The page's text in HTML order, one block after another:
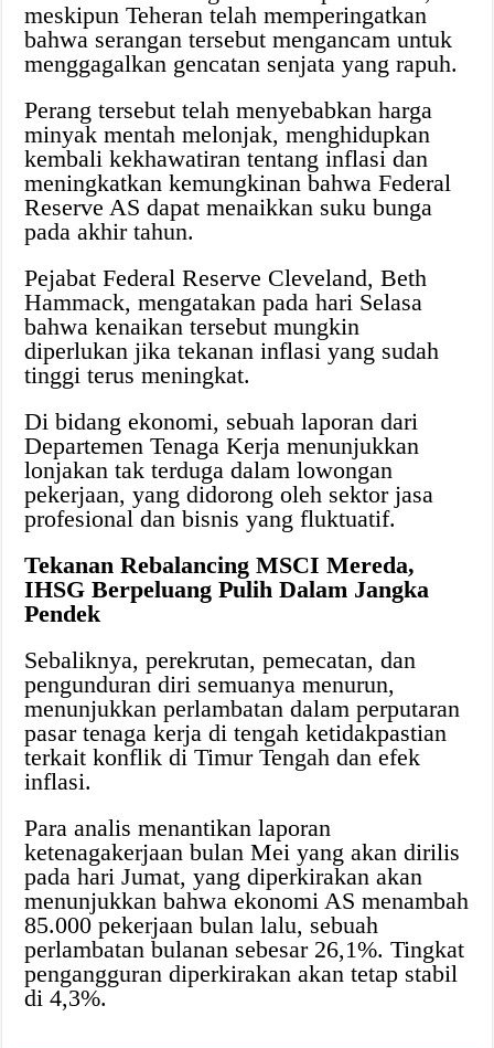
meskipun Teheran telah memperingatkan
bahwa serangan tersebut mengancam untuk
menggagalkan gencatan senjata yang rapuh.
Perang tersebut telah menyebabkan harga
minyak mentah melonjak, menghidupkan
kembali kekhawatiran tentang inflasi dan
meningkatkan kemungkinan bahwa Federal
Reserve AS dapat menaikkan suku bunga
pada akhir tahun.
Pejabat Federal Reserve Cleveland, Beth
Hammack, mengatakan pada hari Selasa
bahwa kenaikan tersebut mungkin
diperlukan jika tekanan inflasi yang sudah
tinggi terus meningkat.
Di bidang ekonomi, sebuah laporan dari
Departemen Tenaga Kerja menunjukkan
lonjakan tak terduga dalam lowongan
pekerjaan, yang didorong oleh sektor jasa
profesional dan bisnis yang fluktuatif.
Tekanan Rebalancing MSCI Mereda,
IHSG Berpeluang Pulih Dalam Jangka
Pendek
Sebaliknya, perekrutan, pemecatan, dan
pengunduran diri semuanya menurun,
menunjukkan perlambatan dalam perputaran
pasar tenaga kerja di tengah ketidakpastian
terkait konflik di Timur Tengah dan efek
inflasi.
Para analis menantikan laporan
ketenagakerjaan bulan Mei yang akan dirilis
pada hari Jumat, yang diperkirakan akan
menunjukkan bahwa ekonomi AS menambah
85.000 pekerjaan bulan lalu, sebuah
perlambatan bulanan sebesar 26,1%. Tingkat
pengangguran diperkirakan akan tetap stabil
di 4,3%.